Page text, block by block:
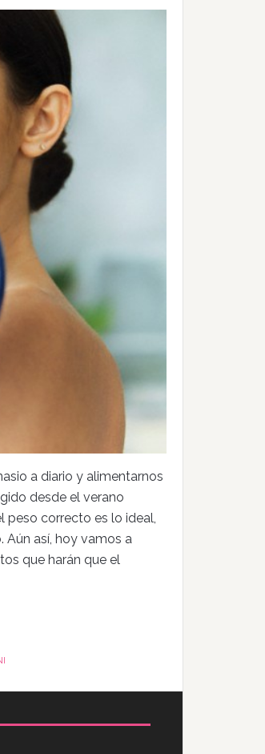
a diario y alimentarnos
desde el verano
peso correcto es lo ideal,
así, hoy vamos a
que harán que el